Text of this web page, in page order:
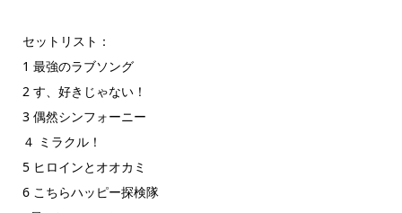
セットリスト：
1 最強のラブソング
2 す、好きじゃない！
3 偶然シンフォーニー
４ ミラクル！
5 ヒロインとオオカミ
6 こちらハッピー探検隊